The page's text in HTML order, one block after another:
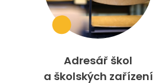
Adresář škol
a školských zařízení